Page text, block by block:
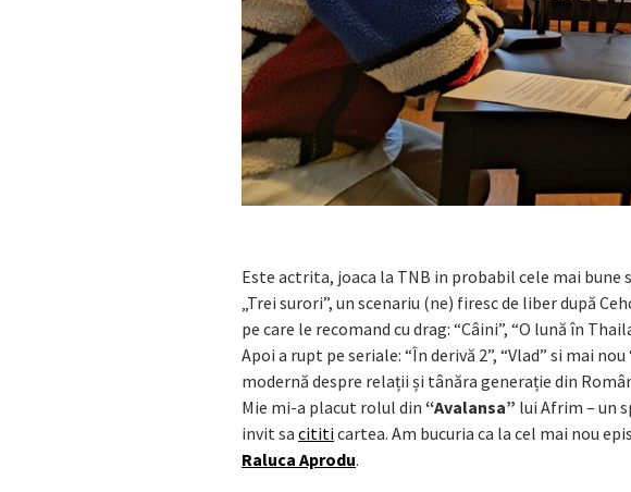
Este actrita, joaca la TNB in probabil cele mai bune
„Trei surori”, un scenariu (ne) firesc de liber după
pe care le recomand cu drag: “Câini”, “O lună în
Apoi a rupt pe seriale: “În derivă 2”, “Vlad” si mai
modernă despre relații și tânăra generație din
Mie mi-a placut rolul din “Avalansa” lui Afrim – un
invit sacititicartea. Am bucuria ca la cel mai nou
Raluca Aprodu.